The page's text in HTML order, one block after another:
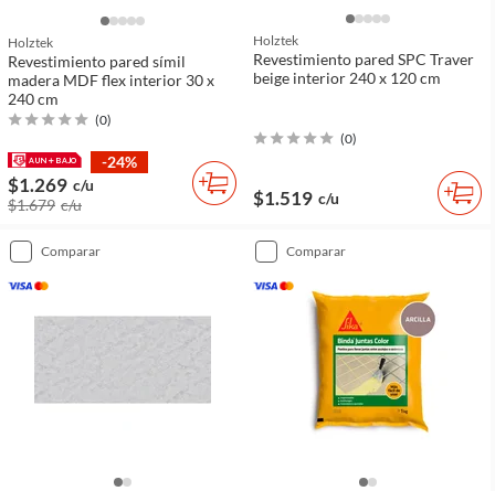
Holztek
Revestimiento pared símil
madera MDF flex interior 30 x
240 cm
(0)
-24%
$1.269 c/u
$1.679 c/u
Holztek
Revestimiento pared SPC Traver
beige interior 240 x 120 cm
(0)
$1.519 c/u
comparar comparar